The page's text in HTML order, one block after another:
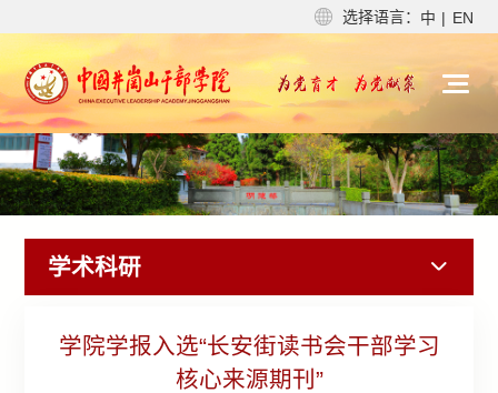
选择语言： 中 | EN
学术科研
学院学报入选“长安街读书会干部学习
核心来源期刊”